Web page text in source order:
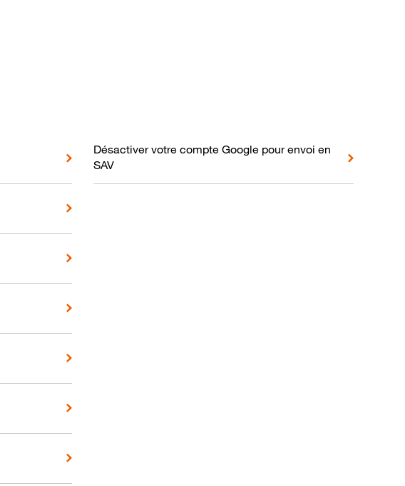
Désactiver votre compte Google pour envoi en
SAV